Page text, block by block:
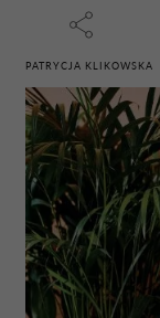
PATRYCJA KLIKOWSKA